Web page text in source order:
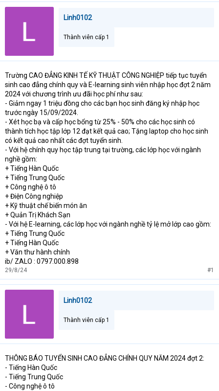
Linh0102
Thành viên cấp 1
Trường CAO ĐẲNG KINH TẾ KỸ THUẬT CÔNG NGHIỆP tiếp tục tuyển
sinh cao đẳng chính quy và E-learning sinh viên nhập học đợt 2 năm
2024 với chương trình ưu đãi học phí như sau:
- Giảm ngay 1 triệu đồng cho các bạn học sinh đăng ký nhập học
trước ngày 15/09/2024.
- Xét học bạ và cấp học bổng từ 25% - 50% cho các học sinh có
thành tích học tập lớp 12 đạt kết quả cao; Tặng laptop cho học sinh
có kết quả cao nhất các đợt tuyển sinh.
- Với hệ chính quy học tập trung tại trường, các lớp học với ngành
nghề gồm:
+ Tiếng Hàn Quốc
+ Tiếng Trung Quốc
+ Công nghệ ô tô
+ Điện Công nghiệp
+ Kỹ thuật chế biến món ăn
+ Quản Trị Khách Sạn
- Với hệ E-learning, các lớp học với ngành nghề tỷ lệ mở lớp cao gồm:
+ Tiếng Trung Quốc
+ Tiếng Hàn Quốc
+ Văn thư hành chính
ib/ ZALO : 0797.000.898
29/8/24 #1
Linh0102
Thành viên cấp 1
THÔNG BÁO TUYỂN SINH CAO ĐẲNG CHÍNH QUY NĂM 2024 đợt 2:
- Tiếng Hàn Quốc
- Tiếng Trung Quốc
- Công nghệ ô tô